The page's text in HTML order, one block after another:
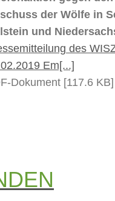
der Wölfe in
und
des
Em[...]
Dokument [117.6 KB]